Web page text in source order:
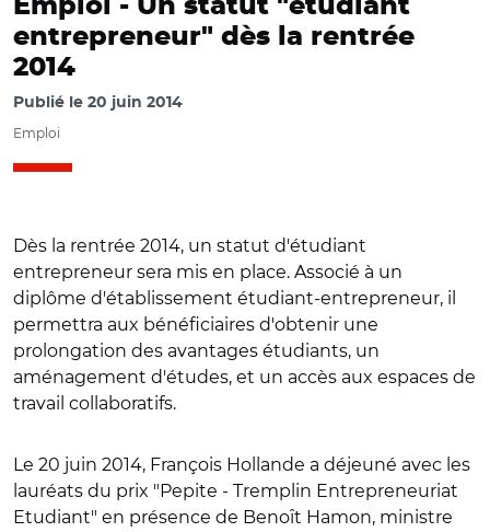
Emploi - Un statut "étudiant
entrepreneur" dès la rentrée
2014
Publié le 20 juin 2014
Emploi
Dès la rentrée 2014, un statut d'étudiant
entrepreneur sera mis en place. Associé à un
diplôme d'établissement étudiant-entrepreneur, il
permettra aux bénéficiaires d'obtenir une
prolongation des avantages étudiants, un
aménagement d'études, et un accès aux espaces de
travail collaboratifs.
Le 20 juin 2014, François Hollande a déjeuné avec les
lauréats du prix "Pepite - Tremplin Entrepreneuriat
Etudiant" en présence de Benoît Hamon, ministre